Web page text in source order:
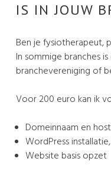
IS IN JOUW
Ben je fysiotherapeut,
In sommige branches
branchevereniging of
Voor 200 euro kan ik
Domeinnaam en
WordPress
Website basis opzet